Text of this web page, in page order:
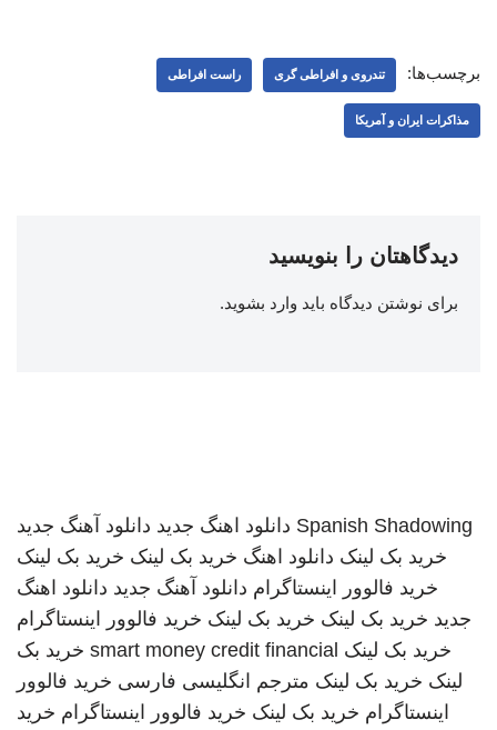
برچسب‌ها: تندروی و افراطی گری راست افراطی
مذاکرات ایران و آمریکا
دیدگاهتان را بنویسید
برای نوشتن دیدگاه باید وارد بشوید.
Spanish Shadowing دانلود اهنگ جدید دانلود آهنگ جدید
خرید بک لینک دانلود اهنگ خرید بک لینک خرید بک لینک
خرید فالوور اینستاگرام دانلود آهنگ جدید دانلود اهنگ
جدید خرید بک لینک خرید بک لینک خرید فالوور اینستاگرام
خرید بک لینک smart money credit financial خرید بک
لینک خرید بک لینک مترجم انگلیسی فارسی خرید فالوور
اینستاگرام خرید بک لینک خرید فالوور اینستاگرام خرید